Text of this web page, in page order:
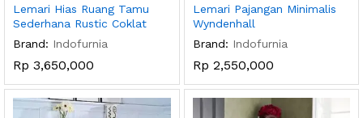
Lemari Hias Ruang Tamu
Sederhana Rustic Coklat
Brand: Indofurnia
Rp 3,650,000
Lemari Pajangan Minimalis
Wyndenhall
Brand: Indofurnia
Rp 2,550,000